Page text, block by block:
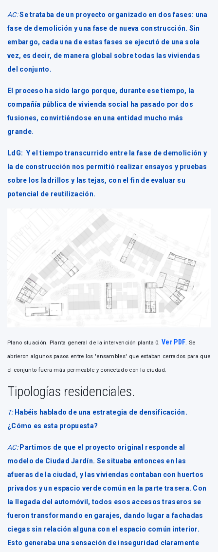
AC:Se trataba de un proyecto organizado en dos fases: una
fase de demolición y una fase de nueva construcción. Sin
embargo, cada una de estas fases se ejecutó de una sola
vez, es decir, de manera global sobre todas las viviendas
del conjunto.
El proceso ha sido largo porque, durante ese tiempo, la
compañía pública de vivienda social ha pasado por dos
fusiones, convirtiéndose en una entidad mucho más
grande.
LdG: Y el tiempo transcurrido entre la fase de demolición y
la de construcción nos permitió realizar ensayos y pruebas
sobre los ladrillos y las tejas, con el fin de evaluar su
potencial de reutilización.
Plano stuación. Planta general de la intervención planta 0. Ver PDF. Se
abrieron algunos pasos entre los 'ensambles' que estaban cerrados para que
el conjunto fuera más permeable y conectado con la ciudad.
Tipologías residenciales.
T:Habéis hablado de una estrategia de densificación.
¿Cómo es esta propuesta?
AC:Partimos de que el proyecto original responde al
modelo de Ciudad Jardín. Se situaba entonces en las
afueras de la ciudad, y las viviendas contaban con huertos
privados y un espacio verde común en la parte trasera. Con
la llegada del automóvil, todos esos accesos traseros se
fueron transformando en garajes, dando lugar a fachadas
ciegas sin relación alguna con el espacio común interior.
Esto generaba una sensación de inseguridad claramente